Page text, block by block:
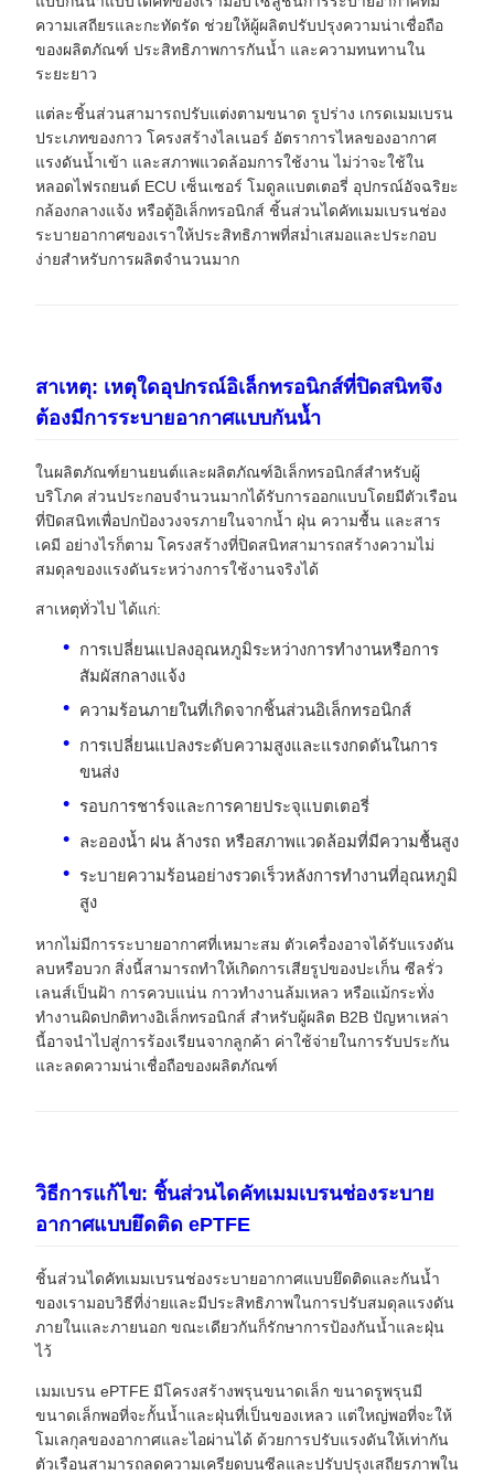
ความเสถียรและกะทัดรัด ช่วยให้ผู้ผลิตปรับปรุงความน่าเชื่อถือ
ของผลิตภัณฑ์ ประสิทธิภาพการกันน้ำ และความทนทานใน
ระยะยาว
แต่ละชิ้นส่วนสามารถปรับแต่งตามขนาด รูปร่าง เกรดเมมเบรน
ประเภทของกาว โครงสร้างไลเนอร์ อัตราการไหลของอากาศ
แรงดันน้ำเข้า และสภาพแวดล้อมการใช้งาน ไม่ว่าจะใช้ใน
หลอดไฟรถยนต์ ECU เซ็นเซอร์ โมดูลแบตเตอรี่ อุปกรณ์อัจฉริยะ
กล้องกลางแจ้ง หรือตู้อิเล็กทรอนิกส์ ชิ้นส่วนไดคัทเมมเบรนช่อง
ระบายอากาศของเราให้ประสิทธิภาพที่สม่ำเสมอและประกอบ
ง่ายสำหรับการผลิตจำนวนมาก
สาเหตุ: เหตุใดอุปกรณ์อิเล็กทรอนิกส์ที่ปิดสนิทจึง
ต้องมีการระบายอากาศแบบกันน้ำ
ในผลิตภัณฑ์ยานยนต์และผลิตภัณฑ์อิเล็กทรอนิกส์สำหรับผู้
บริโภค ส่วนประกอบจำนวนมากได้รับการออกแบบโดยมีตัวเรือน
ที่ปิดสนิทเพื่อปกป้องวงจรภายในจากน้ำ ฝุ่น ความชื้น และสาร
เคมี อย่างไรก็ตาม โครงสร้างที่ปิดสนิทสามารถสร้างความไม่
สมดุลของแรงดันระหว่างการใช้งานจริงได้
สาเหตุทั่วไป ได้แก่:
การเปลี่ยนแปลงอุณหภูมิระหว่างการทำงานหรือการ
สัมผัสกลางแจ้ง
ความร้อนภายในที่เกิดจากชิ้นส่วนอิเล็กทรอนิกส์
การเปลี่ยนแปลงระดับความสูงและแรงกดดันในการ
ขนส่ง
รอบการชาร์จและการคายประจุแบตเตอรี่
ละอองน้ำ ฝน ล้างรถ หรือสภาพแวดล้อมที่มีความชื้นสูง
ระบายความร้อนอย่างรวดเร็วหลังการทำงานที่อุณหภูมิ
สูง
หากไม่มีการระบายอากาศที่เหมาะสม ตัวเครื่องอาจได้รับแรงดัน
ลบหรือบวก สิ่งนี้สามารถทำให้เกิดการเสียรูปของปะเก็น ซีลรั่ว
เลนส์เป็นฝ้า การควบแน่น กาวทำงานล้มเหลว หรือแม้กระทั่ง
ทำงานผิดปกติทางอิเล็กทรอนิกส์ สำหรับผู้ผลิต B2B ปัญหาเหล่า
นี้อาจนำไปสู่การร้องเรียนจากลูกค้า ค่าใช้จ่ายในการรับประกัน
และลดความน่าเชื่อถือของผลิตภัณฑ์
วิธีการแก้ไข: ชิ้นส่วนไดคัทเมมเบรนช่องระบาย
อากาศแบบยึดติด ePTFE
ชิ้นส่วนไดคัทเมมเบรนช่องระบายอากาศแบบยึดติดและกันน้ำ
ของเรามอบวิธีที่ง่ายและมีประสิทธิภาพในการปรับสมดุลแรงดัน
ภายในและภายนอก ขณะเดียวกันก็รักษาการป้องกันน้ำและฝุ่น
ไว้
เมมเบรน ePTFE มีโครงสร้างพรุนขนาดเล็ก ขนาดรูพรุนมี
ขนาดเล็กพอที่จะกั้นน้ำและฝุ่นที่เป็นของเหลว แต่ใหญ่พอที่จะให้
โมเลกุลของอากาศและไอผ่านได้ ด้วยการปรับแรงดันให้เท่ากัน
ตัวเรือนสามารถลดความเครียดบนซีลและปรับปรุงเสถียรภาพใน